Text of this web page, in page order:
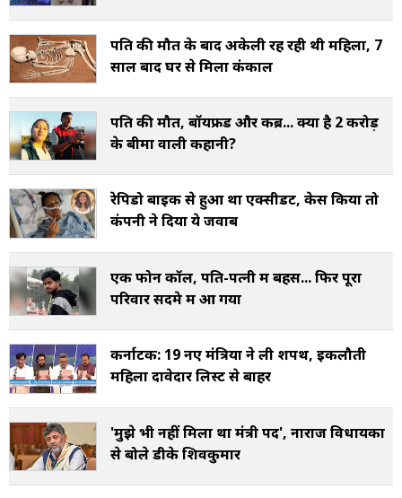
पति की मौत के बाद अकेली रह रही थी महिला, 7
साल बाद घर से मिला कंकाल
पति की मौत, बॉयफ्रेंड और कब्र... क्या है 2 करोड़
के बीमा वाली कहानी?
रेपिडो बाइक से हुआ था एक्सीडेंट, केस किया तो
कंपनी ने दिया ये जवाब
एक फोन कॉल, पति-पत्नी में बहस... फिर पूरा
परिवार सदमे में आ गया
कर्नाटक: 19 नए मंत्रियों ने ली शपथ, इकलौती
महिला दावेदार लिस्ट से बाहर
'मुझे भी नहीं मिला था मंत्री पद', नाराज विधायकों
से बोले डीके शिवकुमार